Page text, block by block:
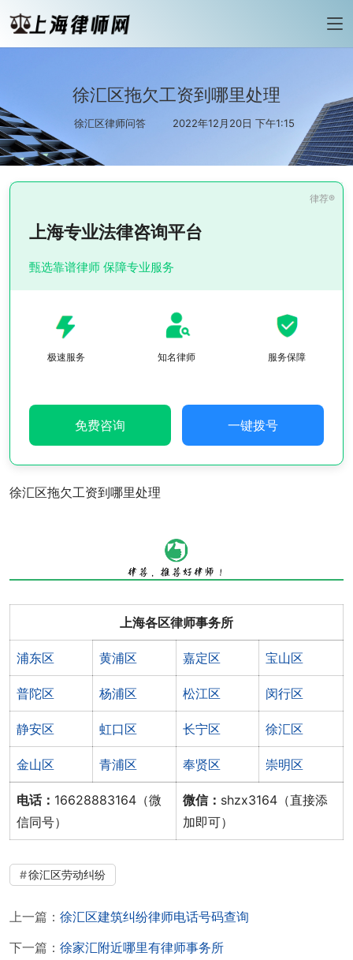
徐汇区拖欠工资到哪里处理
徐汇区律师问答 2022年12月20日 下午1:15
上海专业法律咨询平台
甄选靠谱律师 保障专业服务
极速服务 知名律师 服务保障
免费咨询 一键拨号
徐汇区拖欠工资到哪里处理
上海各区律师事务所
浦东区 黄浦区 嘉定区 宝山区
普陀区 杨浦区 松江区 闵行区
静安区 虹口区 长宁区 徐汇区
金山区 青浦区 奉贤区 崇明区
电话： 16628883164（微
信同号）
微信： shzx3164（直接添
加即可）
徐汇区劳动纠纷
上一篇： 徐汇区建筑纠纷律师电话号码查询
下一篇： 徐家汇附近哪里有律师事务所